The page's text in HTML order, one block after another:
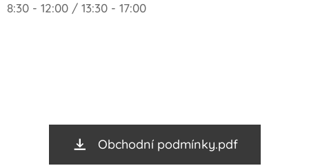
8:30 - 12:00 / 13:30 - 17:00
Obchodní podmínky.pdf